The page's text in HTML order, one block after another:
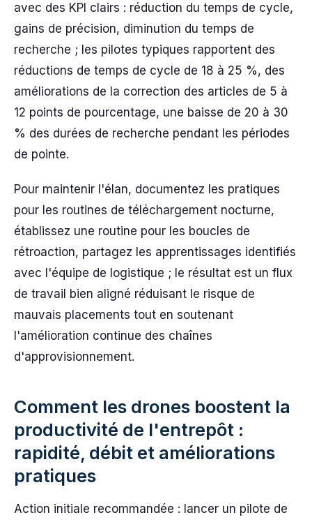
avec des KPI clairs : réduction du temps de cycle,
gains de précision, diminution du temps de
recherche ; les pilotes typiques rapportent des
réductions de temps de cycle de 18 à 25 %, des
améliorations de la correction des articles de 5 à
12 points de pourcentage, une baisse de 20 à 30
% des durées de recherche pendant les périodes
de pointe.
Pour maintenir l'élan, documentez les pratiques
pour les routines de téléchargement nocturne,
établissez une routine pour les boucles de
rétroaction, partagez les apprentissages identifiés
avec l'équipe de logistique ; le résultat est un flux
de travail bien aligné réduisant le risque de
mauvais placements tout en soutenant
l'amélioration continue des chaînes
d'approvisionnement.
Comment les drones boostent la
productivité de l'entrepôt :
rapidité, débit et améliorations
pratiques
Action initiale recommandée : lancer un pilote de